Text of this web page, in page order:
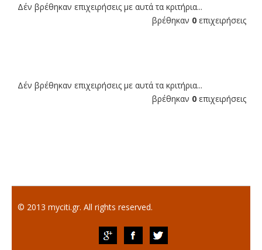
Δέν βρέθηκαν επιχειρήσεις με αυτά τα κριτήρια...
βρέθηκαν 0 επιχειρήσεις
Δέν βρέθηκαν επιχειρήσεις με αυτά τα κριτήρια...
βρέθηκαν 0 επιχειρήσεις
© 2013 myciti.gr. All rights reserved.